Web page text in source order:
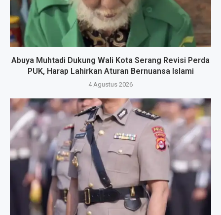
Abuya Muhtadi Dukung Wali Kota Serang Revisi Perda
PUK, Harap Lahirkan Aturan Bernuansa Islami
4 Agustus 2026